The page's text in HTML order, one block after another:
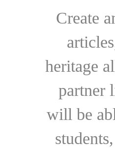
Create
heritage
partner
will be